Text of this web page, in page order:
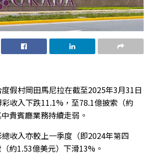
假村岡田馬尼拉在截至2025年3月31日
收入下跌11.1%，至78.1億披索（約
貴賓廳業務持續走弱。
收入亦較上一季度（即2024年第四
約1.53億美元）下滑13%。